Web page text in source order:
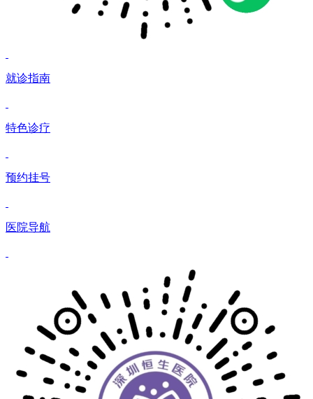
就诊指南
特色诊疗
预约挂号
医院导航